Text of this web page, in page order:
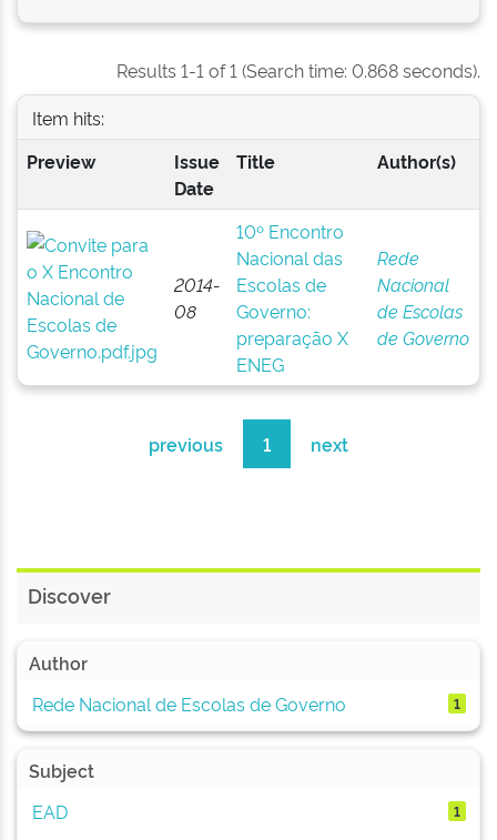
Results 1-1 of 1 (Search time: 0.868 seconds).
Item hits:
Preview
Issue
Date
Title Author(s)
2014-
08
10º Encontro
Nacional das
Escolas de
Governo:
preparação X
ENEG
Rede
Nacional
de Escolas
de Governo
previous 1 next
Discover
Author
Rede Nacional de Escolas de Governo
1
Subject
EAD
1